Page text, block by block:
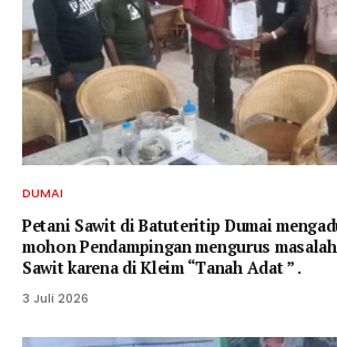
DUMAI
Petani Sawit di Batuteritip Dumai
mohon Pendampingan mengurus
Sawit karena di Kleim “Tanah Adat ” .
3 Juli 2026